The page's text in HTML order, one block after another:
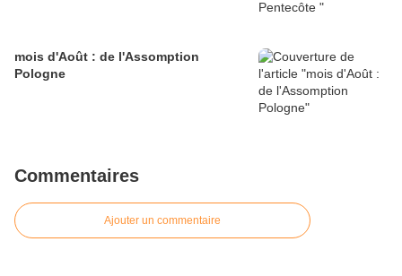
mois d'Août : de l'Assomption
Pologne
Commentaires
Ajouter un commentaire